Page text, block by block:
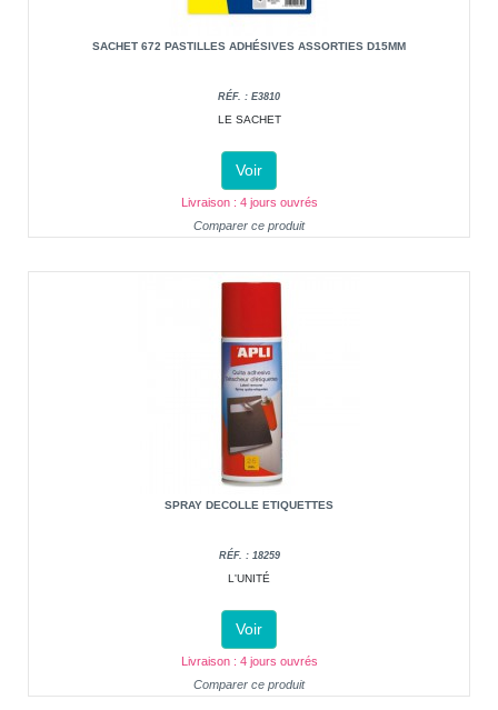
SACHET 672 PASTILLES ADHÉSIVES ASSORTIES D15MM
RÉF. : E3810
LE SACHET
Voir
Livraison : 4 jours ouvrés
Comparer ce produit
SPRAY DECOLLE ETIQUETTES
RÉF. : 18259
L'UNITÉ
Voir
Livraison : 4 jours ouvrés
Comparer ce produit